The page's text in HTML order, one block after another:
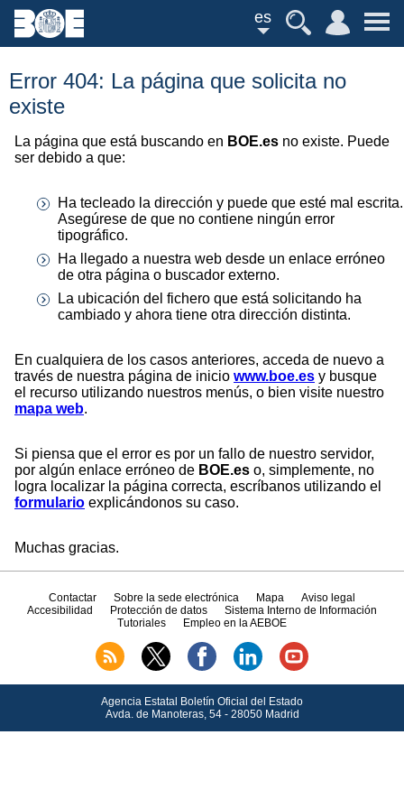
es
Error 404: La página que solicita no
existe
La página que está buscando en BOE.es no existe. Puede
ser debido a que:
Ha tecleado la dirección y puede que esté mal escrita.
Asegúrese de que no contiene ningún error
tipográfico.
Ha llegado a nuestra web desde un enlace erróneo
de otra página o buscador externo.
La ubicación del fichero que está solicitando ha
cambiado y ahora tiene otra dirección distinta.
En cualquiera de los casos anteriores, acceda de nuevo a
través de nuestra página de inicio www.boe.es y busque
el recurso utilizando nuestros menús, o bien visite nuestro
mapa web.
Si piensa que el error es por un fallo de nuestro servidor,
por algún enlace erróneo de BOE.es o, simplemente, no
logra localizar la página correcta, escríbanos utilizando el
formulario explicándonos su caso.
Muchas gracias.
Contactar Sobre la sede electrónica Mapa
Aviso legal
Accesibilidad
Protección de datos
Sistema Interno de Información
Tutoriales
Empleo en la AEBOE
Agencia Estatal Boletín Oficial del Estado
Avda.de Manoteras, 54 - 28050 Madrid